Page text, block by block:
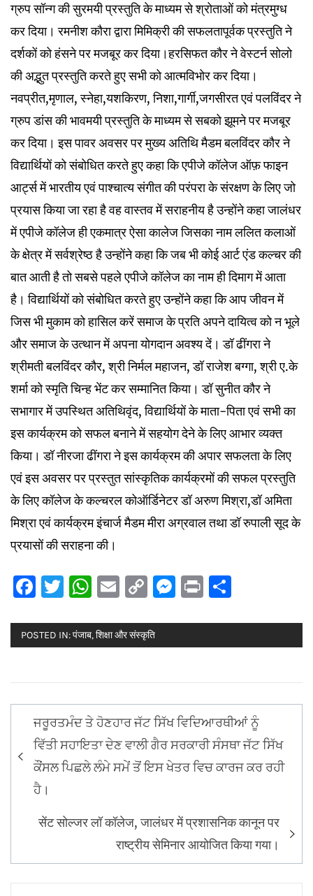
ग्रुप सॉन्ग की सुरमयी प्रस्तुति के माध्यम से श्रोताओं को मंत्रमुग्ध
कर दिया। रमनीश कौरा द्वारा मिमिक्री की सफलतापूर्वक प्रस्तुति ने
दर्शकों को हंसने पर मजबूर कर दिया।हरसिफत कौर ने वेस्टर्न सोलो
की अद्भुत प्रस्तुति करते हुए सभी को आत्मविभोर कर दिया।
नवप्रीत,मृणाल, स्नेहा,यशकिरण, निशा,गार्गी,जगसीरत एवं पलविंदर ने
ग्रुप डांस की भावमयी प्रस्तुति के माध्यम से सबको झूमने पर मजबूर
कर दिया। इस पावर अवसर पर मुख्य अतिथि मैडम बलविंदर कौर ने
विद्यार्थियों को संबोधित करते हुए कहा कि एपीजे कॉलेज ऑफ़ फाइन
आर्ट्स में भारतीय एवं पाश्चात्य संगीत की परंपरा के संरक्षण के लिए जो
प्रयास किया जा रहा है वह वास्तव में सराहनीय है उन्होंने कहा जालंधर
में एपीजे कॉलेज ही एकमात्र ऐसा कालेज जिसका नाम ललित कलाओं
के क्षेत्र में सर्वश्रेष्ठ है उन्होंने कहा कि जब भी कोई आर्ट एंड कल्चर की
बात आती है तो सबसे पहले एपीजे कॉलेज का नाम ही दिमाग में आता
है। विद्यार्थियों को संबोधित करते हुए उन्होंने कहा कि आप जीवन में
जिस भी मुकाम को हासिल करें समाज के प्रति अपने दायित्व को न भूले
और समाज के उत्थान में अपना योगदान अवश्य दें। डॉ ढींगरा ने
श्रीमती बलविंदर कौर, श्री निर्मल महाजन, डॉ राजेश बग्गा, श्री ए.के
शर्मा को स्मृति चिन्ह भेंट कर सम्मानित किया। डॉ सुनीत कौर ने
सभागार में उपस्थित अतिथिवृंद, विद्यार्थियों के माता-पिता एवं सभी का
इस कार्यक्रम को सफल बनाने में सहयोग देने के लिए आभार व्यक्त
किया। डॉ नीरजा ढींगरा ने इस कार्यक्रम की अपार सफलता के लिए
एवं इस अवसर पर प्रस्तुत सांस्कृतिक कार्यक्रमों की सफल प्रस्तुति
के लिए कॉलेज के कल्चरल कोऑर्डिनेटर डॉ अरुण मिश्रा,डॉ अमिता
मिश्रा एवं कार्यक्रम इंचार्ज मैडम मीरा अग्रवाल तथा डॉ रुपाली सूद के
प्रयासों की सराहना की।
Facebook
Twitter
WhatsApp
Email
CopyMessenger
Print
POSTED IN:पंजाब,शिक्षा और संस्कृति
Post
navigation
ਜਰੂਰਤਮੰਦ ਤੇ ਹੋਣਹਾਰ ਜੱਟ ਸਿੱਖ ਵਿਦਿਆਰਥੀਆਂ ਨੂੰ
ਵਿੱਤੀ ਸਹਾਇਤਾ ਦੇਣ ਵਾਲੀ ਗੈਰ ਸਰਕਾਰੀ ਸੰਸਥਾ ਜੱਟ ਸਿੱਖ
ਕੌਂਸਲ ਪਿਛਲੇ ਲੰਮੇ ਸਮੇਂ ਤੋਂ ਇਸ ਖੇਤਰ ਵਿਚ ਕਾਰਜ ਕਰ ਰਹੀ
ਹੈ।
सेंट सोल्जर लॉ कॉलेज, जालंधर में प्रशासनिक कानून पर
राष्ट्रीय सेमिनार आयोजित किया गया।